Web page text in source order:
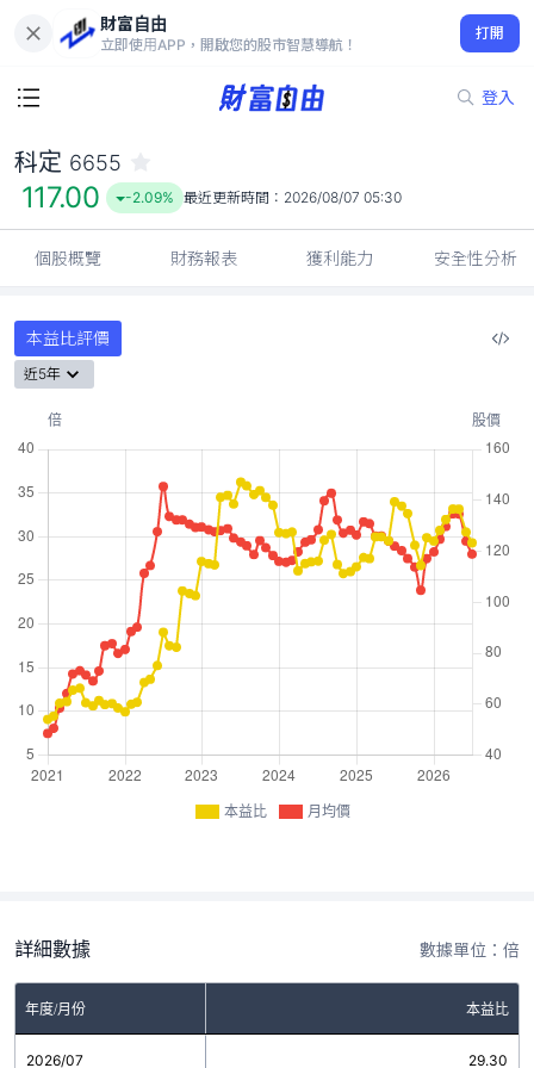
財富自由
立即使用APP，開啟您的股市智慧導航！
打開
登入
117.00
-2.09%
科定 6655
117.00 -2.09% 最近更新時間： 2026/08/07 05:30
個股概覽 財務報表 獲利能力 安全性分析
本益比評價
近5年
本益比 月均價
詳細數據 數據單位：倍
年度/月份 本益比
2026/07 29.30